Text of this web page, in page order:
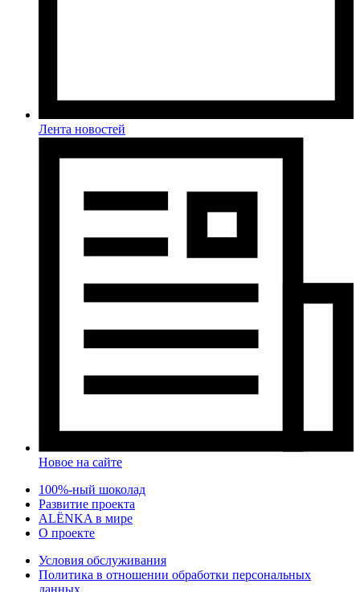
Лента новостей
Новое на сайте
100%-ный шоколад
Развитие проекта
ALЁNKA в мире
О проекте
Условия обслуживания
Политика в отношении обработки персональных
данных